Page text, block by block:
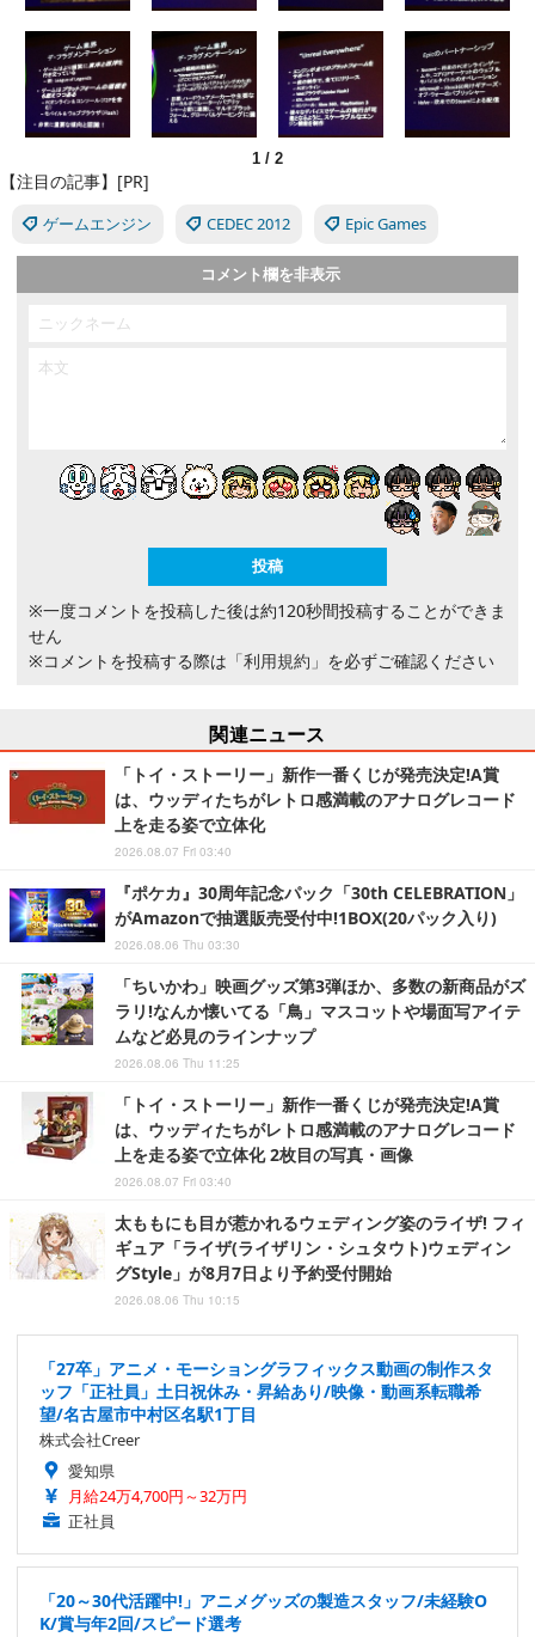
1 / 2
【注目の記事】[PR]
ゲームエンジン CEDEC 2012 Epic Games
コメント欄を非表示
※一度コメントを投稿した後は約120秒間投稿することができま
せん
※コメントを投稿する際は 「利用規約」 を必ずご確認ください
関連ニュース
「トイ・ストーリー」新作一番くじが発売決定!A賞
は、ウッディたちがレトロ感満載のアナログレコード
上を走る姿で立体化
2026.08.07 Fri 03:40
『ポケカ』30周年記念パック「30th CELEBRATION」
がAmazonで抽選販売受付中!1BOX(20パック入り)
2026.08.06 Thu 03:30
「ちいかわ」映画グッズ第3弾ほか、多数の新商品がズ
ラリ!なんか懐いてる「鳥」マスコットや場面写アイテ
ムなど必見のラインナップ
2026.08.06 Thu 11:25
「トイ・ストーリー」新作一番くじが発売決定!A賞
は、ウッディたちがレトロ感満載のアナログレコード
上を走る姿で立体化 2枚目の写真・画像
2026.08.07 Fri 03:40
太ももにも目が惹かれるウェディング姿のライザ! フィ
ギュア「ライザ(ライザリン・シュタウト)ウェディン
グStyle」が8月7日より予約受付開始
2026.08.06 Thu 10:15
「27卒」アニメ・モーショングラフィックス動画の制作スタ
ッフ「正社員」土日祝休み・昇給あり/映像・動画系転職希
望/名古屋市中村区名駅1丁目
株式会社Creer
愛知県
月給24万4,700円～32万円
正社員
「20～30代活躍中!」アニメグッズの製造スタッフ/未経験O
K/賞与年2回/スピード選考